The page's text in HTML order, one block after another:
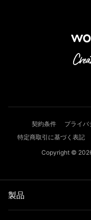
契約条件 プライバ
特定商取引に基づく表記
Copyright ©
製品